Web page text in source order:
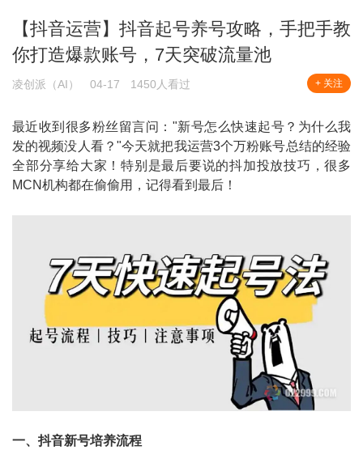
【抖音运营】抖音起号养号攻略，手把手教
你打造爆款账号，7天突破流量池
凌创派（AI） 04-17 1450人看过 + 关注
最近收到很多粉丝留言问："新号怎么快速起号？为什么我
发的视频没人看？"今天就把我运营3个万粉账号总结的经验
全部分享给大家！特别是最后要说的抖加投放技巧，很多
MCN机构都在偷偷用，记得看到最后！
一、抖音新号培养流程